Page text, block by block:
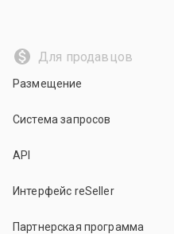
Для продавцов
Размещение
Система запросов
API
Интерфейс reSeller
Партнерская программа